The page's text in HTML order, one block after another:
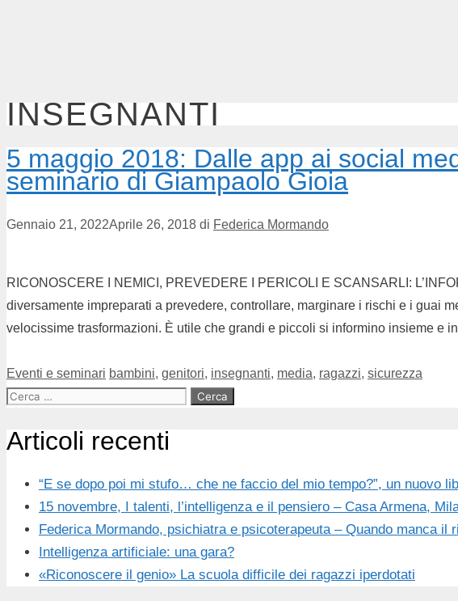
INSEGNANTI
5 maggio 2018: Dalle app ai social
seminario di Giampaolo Gioia
Gennaio 21, 2022Aprile 26, 2018 di Federica Mormando
RICONOSCERE I NEMICI, PREVEDERE I PERICOLI E SCANSARLI:
diversamente impreparati a prevedere, controllare, marginare i rischi e i guai
velocissime trasformazioni. È utile che grandi e piccoli si informino insieme e
Eventi e seminari bambini, genitori, insegnanti, media, ragazzi, sicurezza
Articoli recenti
“E se dopo poi mi stufo… che ne faccio del mio tempo?”, un nuovo
15 novembre, I talenti, l’intelligenza e il pensiero – Casa Armena,
Federica Mormando, psichiatra e psicoterapeuta – Quando manca il
Intelligenza artificiale: una gara?
«Riconoscere il genio» La scuola difficile dei ragazzi iperdotati